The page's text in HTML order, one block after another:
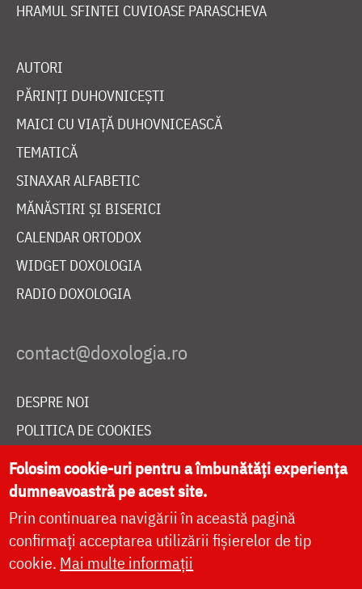
HRAMUL SFINTEI CUVIOASE PARASCHEVA
AUTORI
PĂRINȚI DUHOVNICEȘTI
MAICI CU VIAȚĂ DUHOVNICEASCĂ
TEMATICĂ
SINAXAR ALFABETIC
MĂNĂSTIRI ȘI BISERICI
CALENDAR ORTODOX
WIDGET DOXOLOGIA
RADIO DOXOLOGIA
DESPRE NOI
POLITICA DE COOKIES
DONEAZĂ ONLINE PENTRU CATEDRALA NAȚIONALĂ
LIVE
Folosim cookie-uri pentru a îmbunătăți experiența
dumneavoastră pe acest site.
Prin continuarea navigării în această pagină
confirmați acceptarea utilizării fișierelor de tip
cookie. Mai multe informații